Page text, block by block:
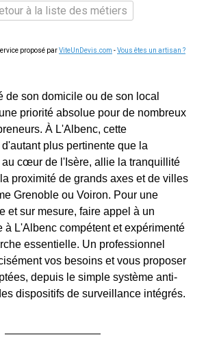
à la liste des métiers
proposé parViteUnDevis.com -Vous êtes un artisan ?
de son domicile ou de son local
priorité absolue pour de nombreux
À L'Albenc, cette
plus pertinente que la
cœur de l'Isère, allie la tranquillité
proximité de grands axes et de villes
Grenoble ou Voiron. Pour une
et sur mesure, faire appel à un
à L'Albenc compétent et expérimenté
essentielle. Un professionnel
vos besoins et vous proposer
depuis le simple système anti-
dispositifs de surveillance intégrés.